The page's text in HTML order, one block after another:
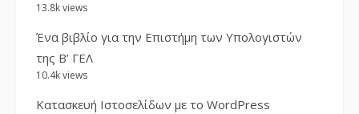
13.8k views
Ένα βιβλίο για την Επιστήμη των Υπολογιστών
της Β’ ΓΕΛ
10.4k views
Κατασκευή Ιστοσελίδων με το WordPress